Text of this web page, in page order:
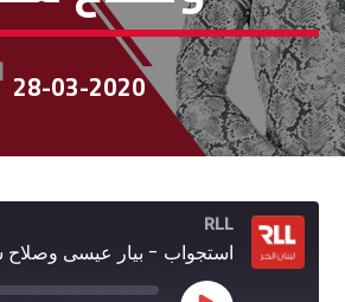
28-03-2020
RLL
استجواب - بيار عيسى وصلاح